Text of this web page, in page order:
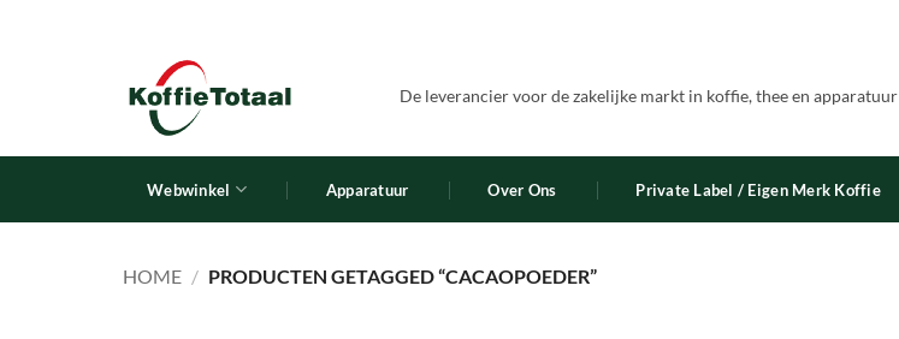
De leverancier voor de zakelijke markt in koffie, thee en apparatuur
Webwinkel Apparatuur Over Ons Private Label / Eigen Merk Koffie
HOME / PRODUCTEN GETAGGED “CACAOPOEDER”